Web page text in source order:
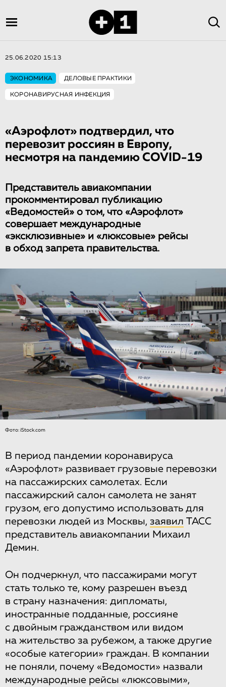
25.06.2020 15:13
ЭКОНОМИКА ДЕЛОВЫЕ ПРАКТИКИ
КОРОНАВИРУСНАЯ ИНФЕКЦИЯ
«Аэрофлот» подтвердил, что
перевозит россиян в Европу,
несмотря на пандемию COVID-19
Представитель авиакомпании
прокомментировал публикацию
«Ведомостей» о том, что «Аэрофлот»
совершает международные
«эксклюзивные» и «люксовые» рейсы
в обход запрета правительства.
Фото: iStock.com
В период пандемии коронавируса
«Аэрофлот» развивает грузовые перевозки
на пассажирских самолетах. Если
пассажирский салон самолета не занят
грузом, его допустимо использовать для
перевозки людей из Москвы, заявил ТАСС
представитель авиакомпании Михаил
Демин.
Он подчеркнул, что пассажирами могут
стать только те, кому разрешен въезд
в страну назначения: дипломаты,
иностранные подданные, россияне
с двойным гражданством или видом
на жительство за рубежом, а также другие
«особые категории» граждан. В компании
не поняли, почему «Ведомости» назвали
международные рейсы «люксовыми»,